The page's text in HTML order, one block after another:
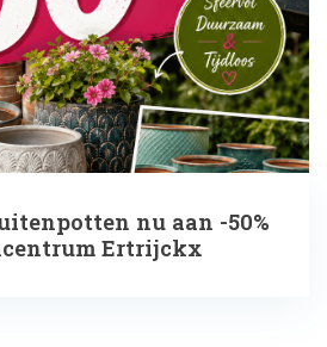
nu aan -50%
Ertrijckx